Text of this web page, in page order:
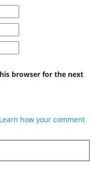
browser for the next
Learn how your comment